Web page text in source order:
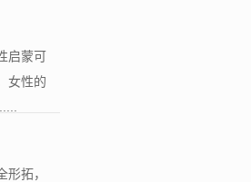
启蒙可
女性的
拓，